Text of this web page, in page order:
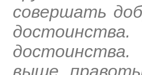
совершать
выше